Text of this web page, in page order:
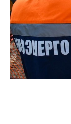
НЕФТЬ
ОПК
ЭНЕРГЕТИКА
РОЗНИЧНАЯ
ТРАНСПОРТ
УСЛУГИ
НОВОСТИ
IT
МЕДИА
МЕРОПРИЯТИЯ
НОВОСТИ
ВЫЕЗДНАЯ
БИЗНЕС-
СПОРТ
НОВОСТИ
ФУТБОЛ
ОБЩЕСТВО
НОВОСТИ
ФОТОГАЛЕРЕЯ